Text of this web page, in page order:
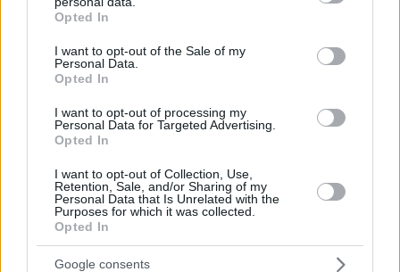
grant or deny consent to Google and its third-party tags to
use your data for below specified purposes in below Google
consent section.
Opted In
I want to opt-out of the Sale of my
Personal Data.
Opted In
I want to opt-out of processing my
Personal Data for Targeted Advertising.
Opted In
I want to opt-out of Collection, Use,
Retention, Sale, and/or Sharing of my
Personal Data that Is Unrelated with the
Purposes for which it was collected.
Opted In
Google consents
Τι προβλέπει το πρωτόκολλο μετά τον θάνατο του Πάπα
Φραγκίσκου
Thema Insights